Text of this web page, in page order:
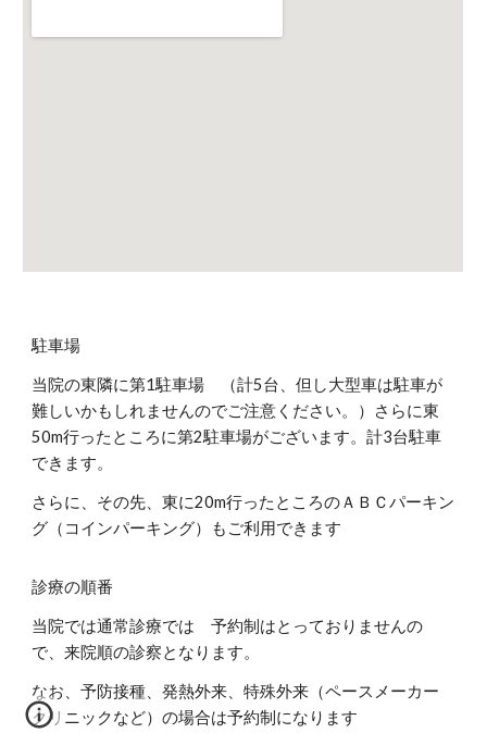
駐車場
当院の東隣に第1駐車場 （計5台、但し大型車は駐車が
難しいかもしれませんのでご注意ください。）さらに東
50m行ったところに第2駐車場がございます。計3台駐車
できます。
さらに、その先、東に20m行ったところのＡＢＣパーキン
グ（コインパーキング）もご利用できます
診療の順番
当院では通常診療では 予約制はとっておりませんの
で、来院順の診察となります。
なお、予防接種、発熱外来、特殊外来（ペースメーカー
クリニックなど）の場合は予約制になります